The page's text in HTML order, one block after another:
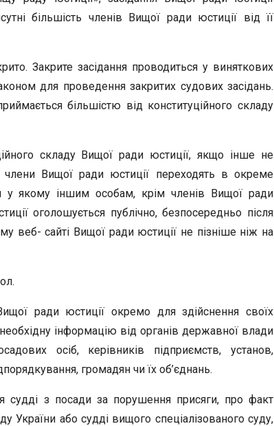
більшість членів Вищої ради юстиції від її
Закрите засідання проводиться у виняткових
для проведення закритих судових засідань.
більшістю від конституційного складу
складу Вищої ради юстиції, якщо інше не
Вищої ради юстиції переходять в окреме
у якому іншим особам, крім членів Вищої ради
оголошується публічно, безпосередньо після
веб- сайті Вищої ради юстиції не пізніше ніж на
ради юстиції окремо для здійснення своїх
інформацію від органів державної влади
осіб, керівників підприємств, установ,
громадян чи їх об’єднань.
судді з посади за порушення присяги, про факт
України або судді вищого спеціалізованого суду,